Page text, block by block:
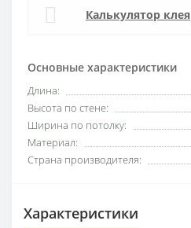
Основные характеристики
Длина:
Высота по стене:
Ширина по потолку:
Материал:
Страна производителя:
Калькулятор клея
Характеристики